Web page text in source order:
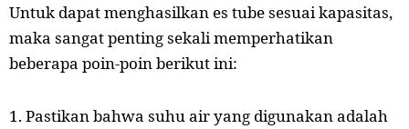
Untuk dapat menghasilkan es tube sesuai kapasitas,
maka sangat penting sekali memperhatikan
beberapa poin-poin berikut ini:
1. Pastikan bahwa suhu air yang digunakan adalah